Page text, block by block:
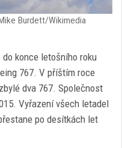
Burdett/Wikimedia
konce letošního roku
767. V příštím roce
dva 767. Společnost
Vyřazení všech letadel
po desítkách let